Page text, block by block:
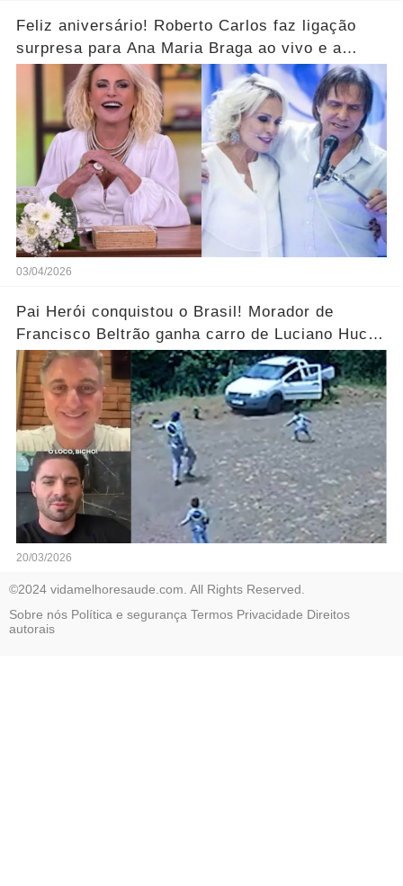
Feliz aniversário! Roberto Carlos faz ligação
surpresa para Ana Maria Braga ao vivo e a
parabeniza pelo aniversário..... Ver mais
03/04/2026
Pai Herói conquistou o Brasil! Morador de
Francisco Beltrão ganha carro de Luciano Huck
após vídeo dos filhos viralizar.... Ver mais
20/03/2026
©2024 vidamelhoresaude.com. All Rights Reserved.
Sobre nós Política e segurança Termos Privacidade Direitos
autorais